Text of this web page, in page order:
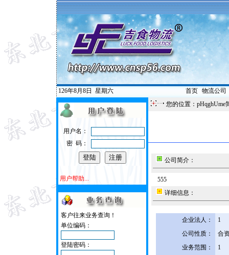
126年8月8日 星期六 首页| 物流公司
用户名：
密 码：
用户帮助...
客户往来业务查询！
单位编码：
登陆密码：
您的位置：pHqghUme
公司简介：
555
详细信息：
企业法人：
1
公司性质：
合
业务范围：
1